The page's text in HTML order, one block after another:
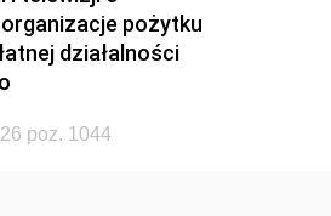
pożytku
działalności
poz. 1044